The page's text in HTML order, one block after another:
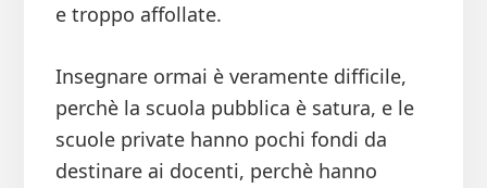
e troppo affollate.
Insegnare ormai è veramente difficile,
perchè la scuola pubblica è satura, e le
scuole private hanno pochi fondi da
destinare ai docenti, perchè hanno